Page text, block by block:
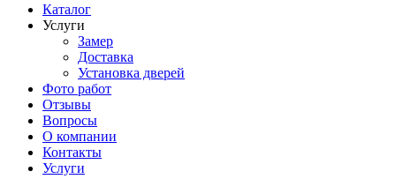
Каталог
Услуги
Замер
Доставка
Установка дверей
Фото работ
Отзывы
Вопросы
О компании
Контакты
Услуги